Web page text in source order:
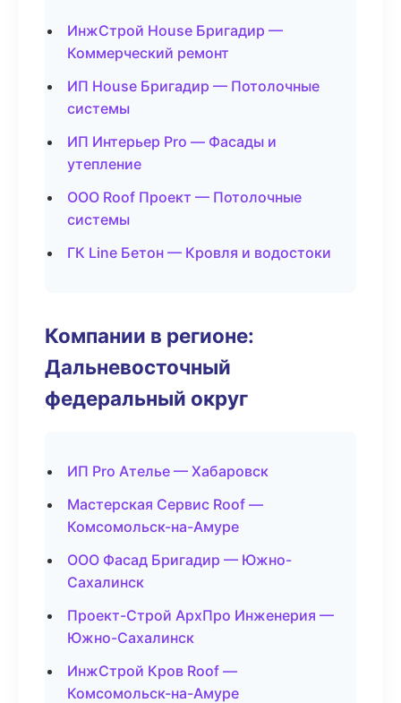
ИнжСтрой House Бригадир —
Коммерческий ремонт
ИП House Бригадир — Потолочные
системы
ИП Интерьер Pro — Фасады и
утепление
ООО Roof Проект — Потолочные
системы
ГК Line Бетон — Кровля и водостоки
Компании в регионе:
Дальневосточный
федеральный округ
ИП Pro Ателье — Хабаровск
Мастерская Сервис Roof —
Комсомольск-на-Амуре
ООО Фасад Бригадир — Южно-
Сахалинск
Проект-Строй АрхПро Инженерия —
Южно-Сахалинск
ИнжСтрой Кров Roof —
Комсомольск-на-Амуре